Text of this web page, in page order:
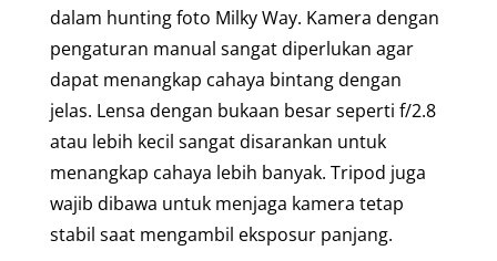
dalam hunting foto Milky Way. Kamera dengan
pengaturan manual sangat diperlukan agar
dapat menangkap cahaya bintang dengan
jelas. Lensa dengan bukaan besar seperti f/2.8
atau lebih kecil sangat disarankan untuk
menangkap cahaya lebih banyak. Tripod juga
wajib dibawa untuk menjaga kamera tetap
stabil saat mengambil eksposur panjang.